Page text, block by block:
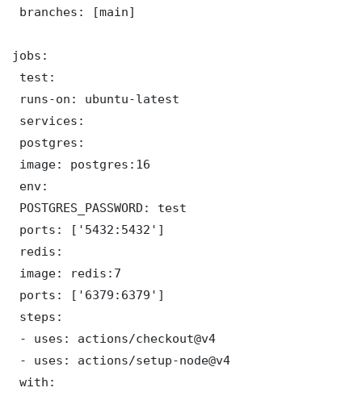
branches: [main]
jobs:
test:
runs-on: ubuntu-latest
services:
postgres:
image: postgres:16
env:
POSTGRES_PASSWORD: test
ports: ['5432:5432']
redis:
image: redis:7
ports: ['6379:6379']
steps:
- uses: actions/checkout@v4
- uses: actions/setup-node@v4
with: